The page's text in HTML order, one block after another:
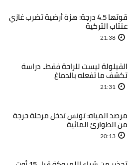
قوتها 4.5 درجة: هزة أرضية تضرب غازي
عنتاب التركية
21:38
القيلولة ليست للراحة فقط.. دراسة
تكشف ما تفعله بالدماغ
21:31
مرصد المياه: تونس تدخل مرحلة حرجة
من الطوارئ المائية
20:13